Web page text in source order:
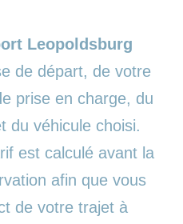
Leopoldsburg
de départ, de votre
prise en charge, du
du véhicule choisi.
est calculé avant la
afin que vous
de votre trajet à